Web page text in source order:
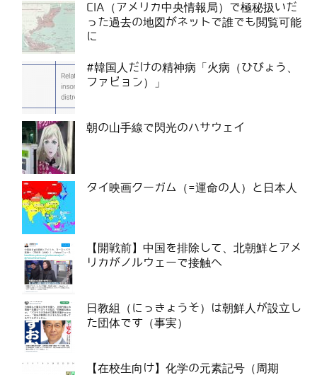
CIA（アメリカ中央情報局）で極秘扱いだ
った過去の地図がネットで誰でも閲覧可能
に
#韓国人だけの精神病「火病（ひびょう、
ファビョン）」
朝の山手線で閃光のハサウェイ
タイ映画クーガム（=運命の人）と日本人
【開戦前】中国を排除して、北朝鮮とアメ
リカがノルウェーで接触へ
日教組（にっきょうそ）は朝鮮人が設立し
た団体です（事実）
【在校生向け】化学の元素記号（周期